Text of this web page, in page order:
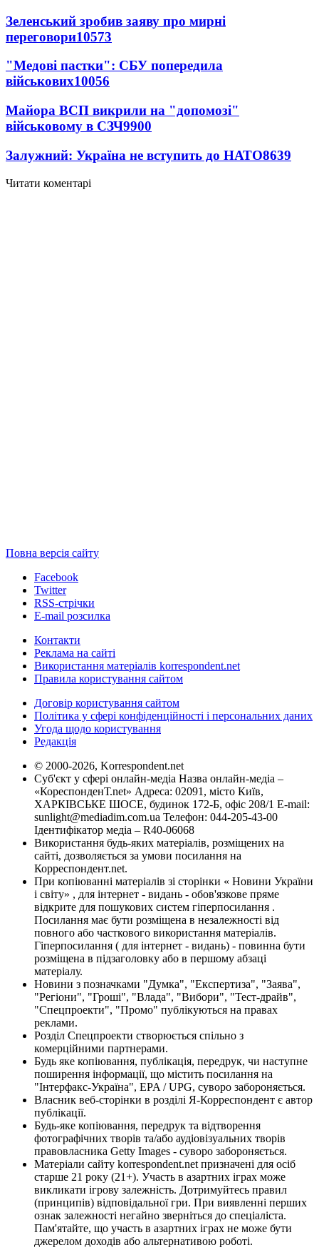
Зеленський зробив заяву про мирні
переговори10573
"Медові пастки": СБУ попередила
військових10056
Майора ВСП викрили на "допомозі"
військовому в СЗЧ9900
Залужний: Україна не вступить до НАТО8639
Читати коментарі
Повна версія сайту
Facebook
Twitter
RSS-стрічки
E-mail розсилка
Контакти
Реклама на сайті
Використання матеріалів korrespondent.net
Правила користування сайтом
Договір користування сайтом
Політика у сфері конфіденційності і персональних даних
Угода щодо користування
Редакція
© 2000-2026, Korrespondent.net
Суб'єкт у сфері онлайн-медіа Назва онлайн-медіа –
«КореспонденТ.net» Адреса: 02091, місто Київ,
ХАРКІВСЬКЕ ШОСЕ, будинок 172-Б, офіс 208/1 E-mail:
sunlight@mediadim.com.ua Телефон: 044-205-43-00
Ідентифікатор медіа – R40-06068
Використання будь-яких матеріалів, розміщених на
сайті, дозволяється за умови посилання на
Корреспондент.net.
При копіюванні матеріалів зі сторінки « Новини України
і світу» , для інтернет - видань - обов'язкове пряме
відкрите для пошукових систем гіперпосилання .
Посилання має бути розміщена в незалежності від
повного або часткового використання матеріалів.
Гіперпосилання ( для інтернет - видань) - повинна бути
розміщена в підзаголовку або в першому абзаці
матеріалу.
Новини з позначками "Думка", "Експертиза", "Заява",
"Регіони", "Гроші", "Влада", "Вибори", "Тест-драйв",
"Спецпроекти", "Промо" публікуються на правах
реклами.
Розділ Спецпроекти створюється спільно з
комерційними партнерами.
Будь яке копіювання, публікація, передрук, чи наступне
поширення інформації, що містить посилання на
"Інтерфакс-Україна", EPA / UPG, суворо забороняється.
Власник веб-сторінки в розділі Я-Корреспондент є автор
публікації.
Будь-яке копіювання, передрук та відтворення
фотографічних творів та/або аудіовізуальних творів
правовласника Getty Images - суворо забороняється.
Матеріали сайту korrespondent.net призначені для осіб
старше 21 року (21+). Участь в азартних іграх може
викликати ігрову залежність. Дотримуйтесь правил
(принципів) відповідальної гри. При виявленні перших
ознак залежності негайно зверніться до спеціаліста.
Пам'ятайте, що участь в азартних іграх не може бути
джерелом доходів або альтернативою роботі.